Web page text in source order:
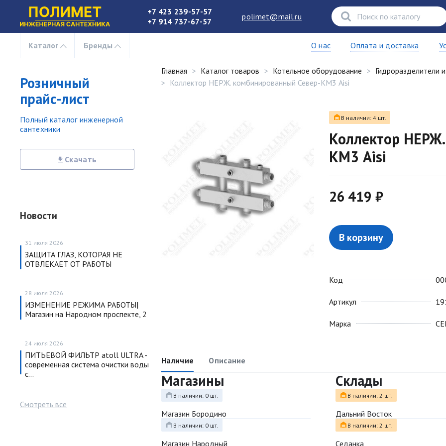
+7 423 239-57-57
+7 914 737-67-57
polimet@mail.ru
Каталог Бренды О нас Оплата и доставка
Розничный
прайс-лист
Полный каталог инженерной
сантехники
Скачать
Новости
31 июля 2026
ЗАЩИТА ГЛАЗ, КОТОРАЯ НЕ
ОТВЛЕКАЕТ ОТ РАБОТЫ
28 июля 2026
ИЗМЕНЕНИЕ РЕЖИМА РАБОТЫ|
Магазин на Народном проспекте, 2
24 июля 2026
ПИТЬЕВОЙ ФИЛЬТР atoll ULTRA -
современная система очистки воды
с…
Смотреть все
Главная Каталог товаров Котельное оборудование Гидроразделители
Коллектор НЕРЖ. комбинированный Север-КМ3 Aisi
В наличии: 4 шт.
Коллектор
КМ3 Aisi
26 419 ₽
В корзину
Код
Артикул
Марка
Наличие Описание
Магазины
В наличии: 0 шт.
Магазин Бородино
В наличии: 0 шт.
Магазин Народный
Склады
В наличии: 2 шт.
Дальний Восток
В наличии: 2 шт.
Седанка